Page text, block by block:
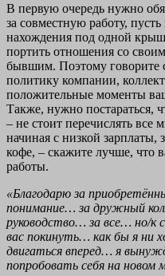
В первую очередь нужно
за совместную работу,
нахождения под одной
портить отношения со
бывшим. Поэтому говорите
политику компании,
положительные моменты
Также, нужно постараться,
– не стоит перечислять все
начиная с низкой зарплаты,
кофе, – скажите лучше, что
работы.
«Благодарю за
понимание… за дружный
руководство… за все… но/к
вас покинуть… как бы я ни
двигаться вперед… я
попробовать себя на новом